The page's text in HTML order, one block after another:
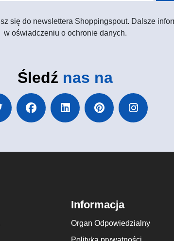
się do newslettera Shoppingspout. Dalsze
w oświadczeniu o ochronie danych.
Śledź nas na
Informacja
Organ Odpowiedzialny